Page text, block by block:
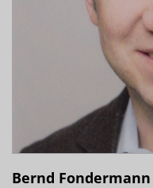
Bernd Fondermann